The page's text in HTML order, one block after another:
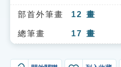
知識索引
單字索引
部首外筆畫 12 畫
總筆畫 17 畫